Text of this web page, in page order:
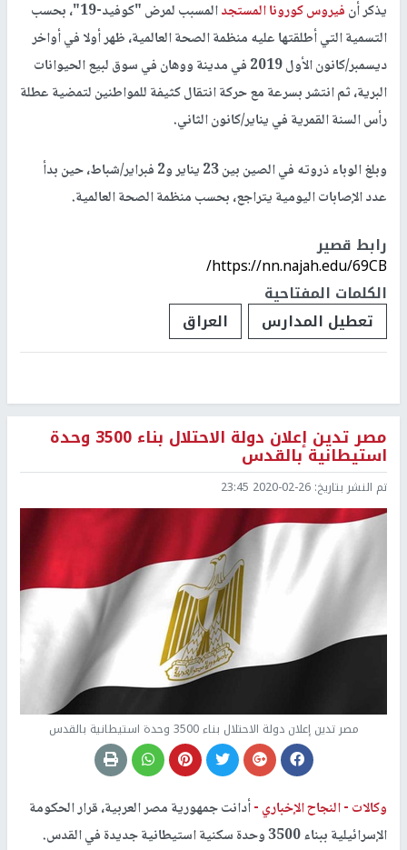
يذكر أنفيروس كورونا المستجد
المسبب لمرض "كوفيد-19"، بحسب
التسمية التي أطلقتها عليه منظمة الصحة العالمية، ظهر أولا في أواخر
ديسمبر/كانون الأول 2019 في مدينة ووهان في سوق لبيع الحيوانات
البرية، ثم انتشر بسرعة مع حركة انتقال كثيفة للمواطنين لتمضية عطلة
رأس السنة القمرية في يناير/كانون الثاني.
وبلغ الوباء ذروته في الصين بين 23 يناير و2 فبراير/شباط، حين بدأ
عدد الإصابات اليومية يتراجع، بحسب منظمة الصحة العالمية.
رابط قصير
https://nn.najah.edu/69CB/
الكلمات المفتاحية
تعطيل المدارس
العراق
مصر تدين إعلان دولة الاحتلال بناء 3500 وحدة
استيطانية بالقدس
تم النشر بتاريخ: 2020-02-26 23:45
مصر تدين إعلان دولة الاحتلال بناء 3500 وحدة استيطانية بالقدس
وكالات -النجاح الإخباري -أدانت جمهورية مصر العربية، قرار الحكومة
الإسرائيلية ببناء 3500 وحدة سكنية استيطانية جديدة في القدس.